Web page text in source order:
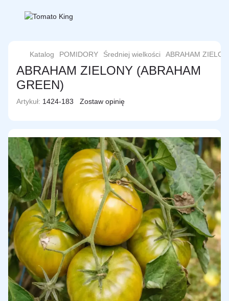
Katalog POMIDORY Średniej wielkości ABRAHAM
ABRAHAM ZIELONY (ABRAHAM
GREEN)
Artykuł: 1424-183 Zostaw opinię